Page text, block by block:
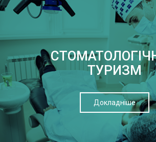
ТУРИЗМ
Докладніше